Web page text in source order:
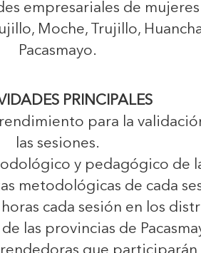
empresariales de
Moche, Trujillo,
Pacasmayo.
PRINCIPALES
para la
las sesiones.
y pedagógico de
metodológicas de cada
cada sesión en los
las provincias de